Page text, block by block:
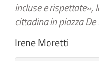
incluse e rispettate»,
cittadina in piazza De
Irene Moretti